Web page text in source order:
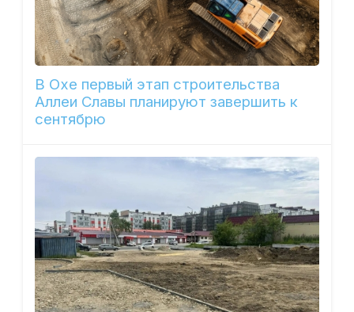
В Охе первый этап строительства
Аллеи Славы планируют завершить к
сентябрю